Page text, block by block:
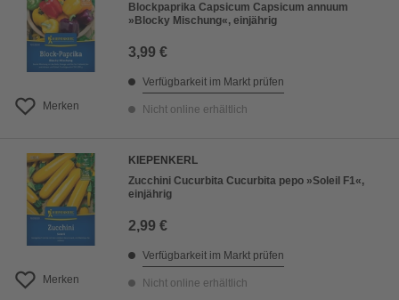
Merken
Blockpaprika Capsicum Capsicum annuum
»Blocky Mischung«, einjährig
3,99 €
Verfügbarkeit im Markt prüfen
Nicht online erhältlich
Merken
KIEPENKERL
Zucchini Cucurbita Cucurbita pepo »Soleil F1«,
einjährig
2,99 €
Verfügbarkeit im Markt prüfen
Nicht online erhältlich